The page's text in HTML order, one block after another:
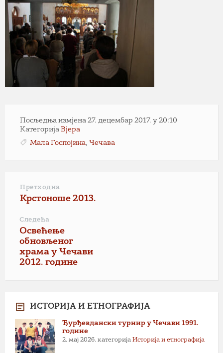
Посљедња измјена 27. децембар 2017. у 20:10
Категорија Вјера
Мала Госпојина, Чечава
Претходна
Крстоноше 2013.
Следећа
Освећење
обновљеног
храма у Чечави
2012. године
ИСТОРИЈА И ЕТНОГРАФИЈА
Ђурђевдански турнир у Чечави 1991.
године
2. мај 2026. категорија Историја и етнографија